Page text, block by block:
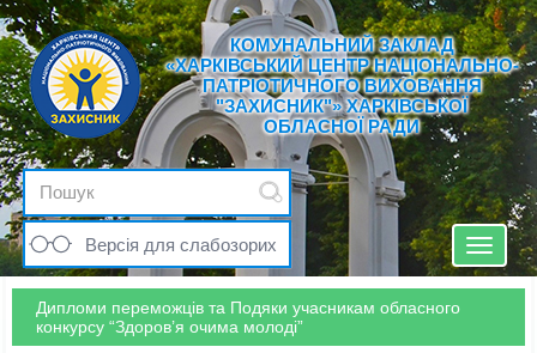
КОМУНАЛЬНИЙ ЗАКЛАД
«ХАРКІВСЬКИЙ ЦЕНТР НАЦІОНАЛЬНО-
ПАТРІОТИЧНОГО ВИХОВАННЯ
"ЗАХИСНИК"» ХАРКІВСЬКОЇ
ОБЛАСНОЇ РАДИ
Версія для слабозорих
Toggle
Дипломи переможців та Подяки учасникам обласного
конкурсу “Здоров’я очима молоді”